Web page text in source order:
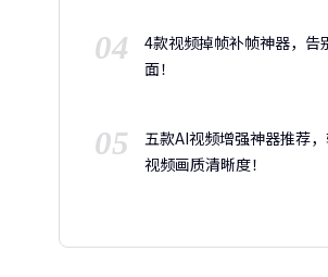
04
4款视频掉帧补帧神器，告
面！
05
五款AI视频增强神器推荐
视频画质清晰度！